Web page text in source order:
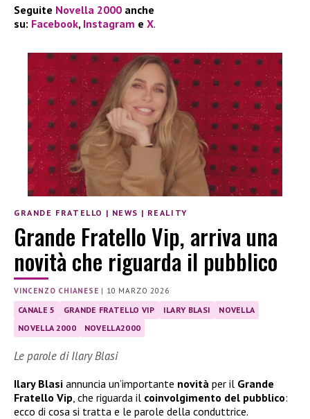
Seguite Novella 2000 anche
su: Facebook, Instagram e X.
GRANDE FRATELLO | NEWS | REALITY
Grande Fratello Vip, arriva una
novità che riguarda il pubblico
VINCENZO CHIANESE | 10 MARZO 2026
CANALE 5 GRANDE FRATELLO VIP ILARY BLASI
NOVELLA
NOVELLA 2000
NOVELLA2000
Le parole di Ilary Blasi
Ilary Blasi annuncia un’importante novità per il Grande
Fratello Vip , che riguarda il coinvolgimento del pubblico:
ecco di cosa si tratta e le parole della conduttrice.